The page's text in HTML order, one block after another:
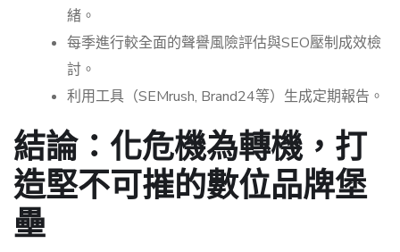
緒。
每季進行較全面的聲譽風險評估與SEO壓制成效檢
討。
利用工具（SEMrush, Brand24等）生成定期報告。
結論：化危機為轉機，打
造堅不可摧的數位品牌堡
壘